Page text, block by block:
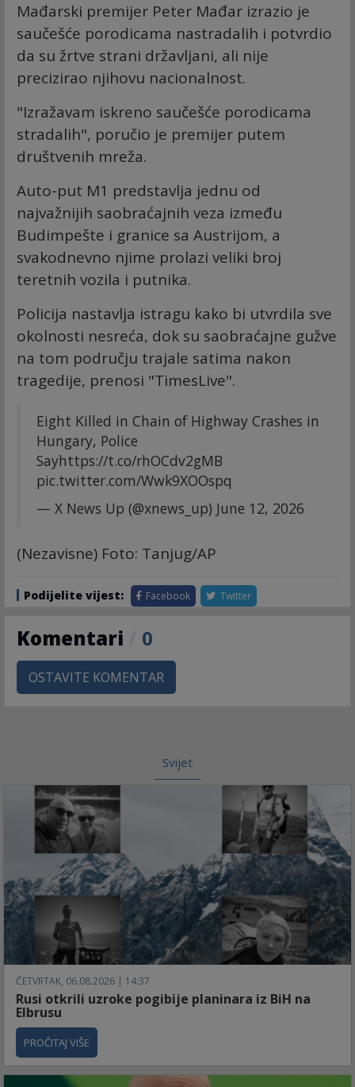
Mađarski premijer Peter Mađar izrazio je
saučešće porodicama nastradalih i potvrdio
da su žrtve strani državljani, ali nije
precizirao njihovu nacionalnost.
"Izražavam iskreno saučešće porodicama
stradalih", poručio je premijer putem
društvenih mreža.
Auto-put M1 predstavlja jednu od
najvažnijih saobraćajnih veza između
Budimpešte i granice sa Austrijom, a
svakodnevno njime prolazi veliki broj
teretnih vozila i putnika.
Policija nastavlja istragu kako bi utvrdila sve
okolnosti nesreća, dok su saobraćajne gužve
na tom području trajale satima nakon
tragedije, prenosi "TimesLive".
Eight Killed in Chain of Highway Crashes in
Hungary, Police
Sayhttps://t.co/rhOCdv2gMB
pic.twitter.com/Wwk9XOOspq
— X News Up (@xnews_up) June 12, 2026
(Nezavisne) Foto: Tanjug/AP
Podijelite vijest: Facebook Twitter
Komentari 0
OSTAVITE KOMENTAR
Svijet
ČETVRTAK, 06.08.2026 | 14:37
Rusi otkrili uzroke pogibije planinara iz BiH na
Elbrusu
PROČITAJ VIŠE